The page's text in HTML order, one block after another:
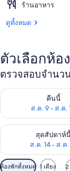
ร้านอาหาร
ดูทั้งหมด
ตัวเลือกห้อ
ตรวจสอบจำนว
คืนนี้
ส.ค. 9 - ส.ค.
ตรวจสอบจำนวนห้อ
สุดสัปดาห์
ส.ค. 14 - ส.ค.
ตรวจสอบจำนวนห้อง
ตัว
ห้องพักทั้งหมด 1 เตียง 2